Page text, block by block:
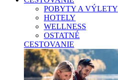
POBYTY A VÝLETY
HOTELY
WELLNESS
OSTATNÉ
CESTOVANIE